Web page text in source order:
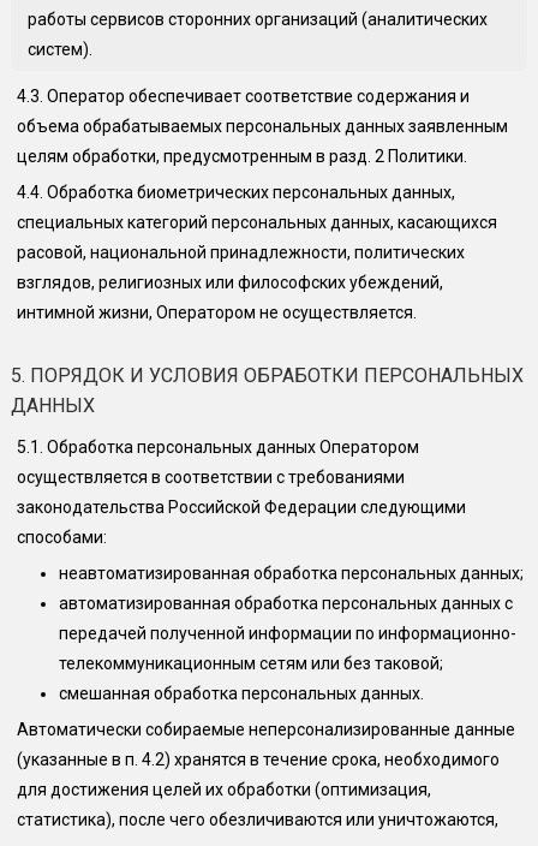
работы сервисов сторонних организаций (аналитических
систем).
4.3. Оператор обеспечивает соответствие содержания и
объема обрабатываемых персональных данных заявленным
целям обработки, предусмотренным в разд. 2 Политики.
4.4. Обработка биометрических персональных данных,
специальных категорий персональных данных, касающихся
расовой, национальной принадлежности, политических
взглядов, религиозных или философских убеждений,
интимной жизни, Оператором не осуществляется.
5. ПОРЯДОК И УСЛОВИЯ ОБРАБОТКИ ПЕРСОНАЛЬНЫХ
ДАННЫХ
5.1. Обработка персональных данных Оператором
осуществляется в соответствии с требованиями
законодательства Российской Федерации следующими
способами:
неавтоматизированная обработка персональных данных;
автоматизированная обработка персональных данных с
передачей полученной информации по информационно-
телекоммуникационным сетям или без таковой;
смешанная обработка персональных данных.
Автоматически собираемые неперсонализированные данные
(указанные в п. 4.2) хранятся в течение срока, необходимого
для достижения целей их обработки (оптимизация,
статистика), после чего обезличиваются или уничтожаются,